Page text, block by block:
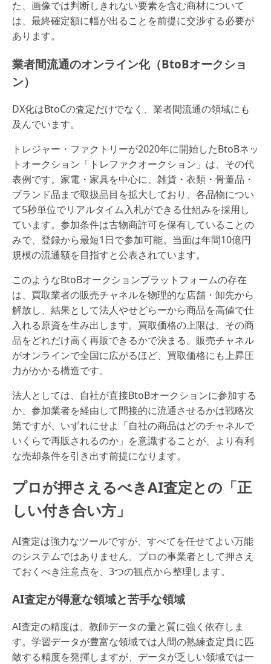
た、画像では判断しきれない要素を含む商材について
は、最終確定額に幅が出ることを前提に交渉する必要が
あります。
業者間流通のオンライン化（BtoBオークショ
ン）
DX化はBtoCの査定だけでなく、業者間流通の領域にも
及んでいます。
トレジャー・ファクトリーが2020年に開始したBtoBネッ
トオークション「トレファクオークション」は、その代
表例です。家電・家具を中心に、雑貨・衣類・骨董品・
ブランド品まで取扱品目を拡大しており、各品物につい
て5秒単位でリアルタイム入札ができる仕組みを採用し
ています。参加条件は古物商許可を保有していることの
みで、登録から最短1日で参加可能。当面は年間10億円
規模の流通額を目指すと公表されています。
このようなBtoBオークションプラットフォームの存在
は、買取業者の販売チャネルを物理的な店舗・卸先から
解放し、結果として法人やせどらーから商品を高値で仕
入れる原資を生み出します。買取価格の上限は、その商
品をどれだけ高く再販できるかで決まる。販売チャネル
がオンラインで全国に広がるほど、買取価格にも上昇圧
力がかかる構造です。
法人としては、自社が直接BtoBオークションに参加する
か、参加業者を経由して間接的に流通させるかは戦略次
第ですが、いずれにせよ「自社の商品はどのチャネルで
いくらで再販されるのか」を意識することが、より有利
な売却条件を引き出す前提になります。
プロが押さえるべきAI査定との「正
しい付き合い方」
AI査定は強力なツールですが、すべてを任せてよい万能
のシステムではありません。プロの事業者として押さえ
ておくべき注意点を、3つの観点から整理します。
AI査定が得意な領域と苦手な領域
AI査定の精度は、教師データの量と質に強く依存しま
す。学習データが豊富な領域では人間の熟練査定員に匹
敵する精度を発揮しますが、データが乏しい領域では一